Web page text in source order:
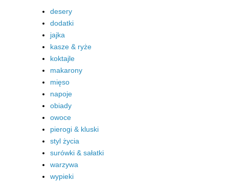
desery
dodatki
jajka
kasze & ryże
koktajle
makarony
mięso
napoje
obiady
owoce
pierogi & kluski
styl życia
surówki & sałatki
warzywa
wypieki